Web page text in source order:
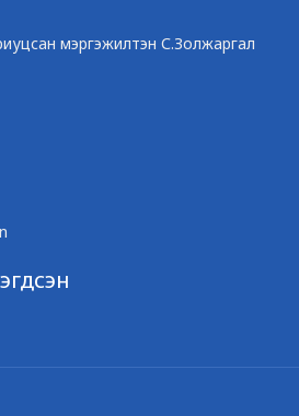
мэргэжилтэн С.Золжаргал